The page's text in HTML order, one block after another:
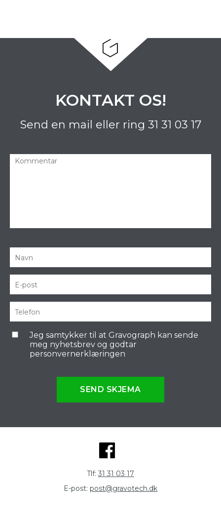
KONTAKT OS!
Send en mail eller ring 31 31 03 17
Jeg samtykker til at Gravograph kan sende
meg nyhetsbrev og godtar
personvernerklæringen
SEND SKJEMA
Tlf: 31 31 03 17
E-post: post@gravotech.dk